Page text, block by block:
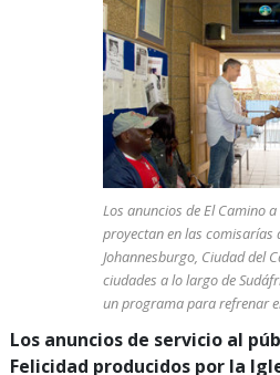
Los anuncios de El Camino
proyectan en las comisarías
Johannesburgo, Ciudad del
ciudades a lo largo de
un programa para refrenar
Los anuncios de servicio al
Felicidad producidos por la